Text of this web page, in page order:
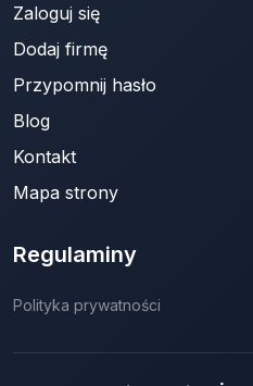
Zaloguj się
Dodaj firmę
Przypomnij hasło
Blog
Kontakt
Mapa strony
Regulaminy
Polityka prywatności